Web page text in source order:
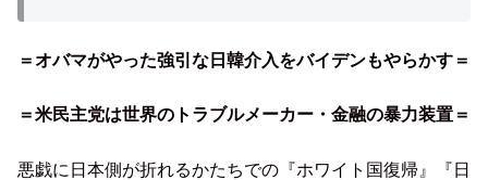
＝オバマがやった強引な日韓介入をバイデンもやらかす＝
＝米民主党は世界のトラブルメーカー・金融の暴力装置＝
悪戯に日本側が折れるかたちでの『ホワイト国復帰』『日